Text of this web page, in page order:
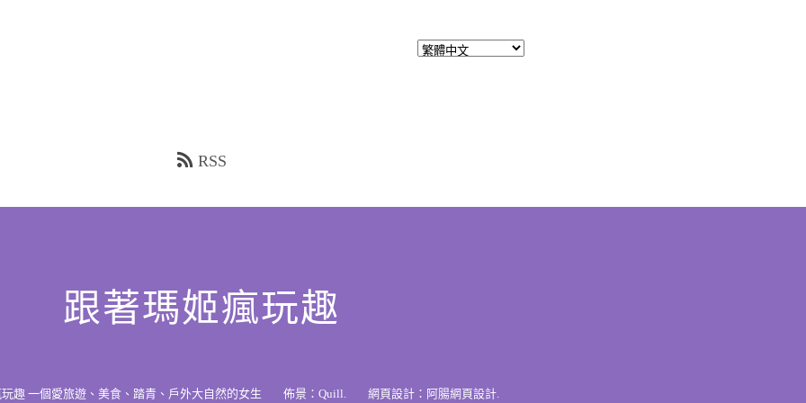
RSS
跟著瑪姬瘋玩趣
趣 一個愛旅遊、美食、踏青、戶外大自然的女生 佈景： Quill. 網頁設計： 阿腸網頁設計.